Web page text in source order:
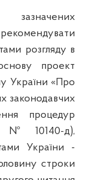
розгляду в
проект
України «Про
законодавчих
процедур
№10140-д),
України -
строки